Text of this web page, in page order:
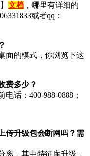
文档 ，哪里有详细的
或者qq：
面的模式，你浏览下这
费多少？
电话：400-988-0888；
传升级包会断网吗？需
离，其中特征库升级，